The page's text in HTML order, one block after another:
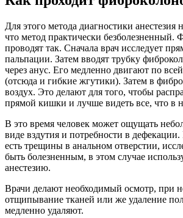
Для этого метода диагностики
что метод практически безболезненный.
проводят так. Сначала врач исследует
пальпации. Затем вводят трубку
через анус. Его медленно двигают по
(отсюда и гибкие жгутики). Затем в
воздух. Это делают для того, чтобы
прямой кишки и лучше видеть все, что в
В это время человек может ощущать
виде вздутия и потребности в дефекации.
есть трещины в анальном отверстии,
быть болезненным, в этом случае
анестезию.
Врачи делают необходимый осмотр, при
отщипывание тканей или же удаление
медленно удаляют.